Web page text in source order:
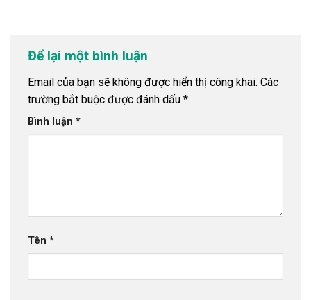
Để lại một bình luận
Email của bạn sẽ không được hiển thị công khai. Các
trường bắt buộc được đánh dấu *
Bình luận *
Tên *